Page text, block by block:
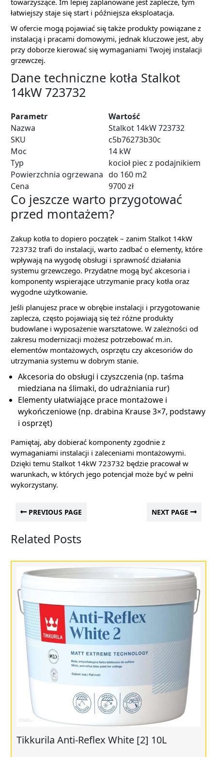
towarzyszące. Im lepiej zaplanowane jest zaplecze, tym
łatwiejszy staje się start i późniejsza eksploatacja.
W ofercie mogą pojawiać się także produkty powiązane z
instalacją i pracami domowymi, jednak kluczowe jest, aby
przy doborze kierować się wymaganiami Twojej instalacji
grzewczej.
Dane techniczne kotła Stalkot
14kW 723732
Parametr
Wartość
Nazwa
Stalkot 14kW 723732
SKU
c5b76273b30c
Moc
14 kW
Typ
kocioł piec z podajnikiem
Powierzchnia ogrzewana do 160 m2
Cena
9700 zł
Co jeszcze warto przygotować
przed montażem?
Zakup kotła to dopiero początek – zanim Stalkot 14kW
723732 trafi do instalacji, warto zadbać o elementy, które
wpływają na wygodę obsługi i sprawność działania
systemu grzewczego. Przydatne mogą być akcesoria i
komponenty wspierające utrzymanie pracy kotła oraz
wygodne użytkowanie.
Jeśli planujesz prace w obrębie instalacji i przygotowanie
zaplecza, często pojawiają się też różne produkty
budowlane i wyposażenie warsztatowe. W zależności od
zakresu modernizacji możesz potrzebować m.in.
elementów montażowych, osprzętu czy akcesoriów do
utrzymania systemu w dobrym stanie.
Akcesoria do obsługi i czyszczenia (np. taśma
miedziana na ślimaki, do udrażniania rur)
Elementy ułatwiające prace montażowe i
wykończeniowe (np. drabina Krause 3×7, podstawy
i osprzęt)
Pamiętaj, aby dobierać komponenty zgodnie z
wymaganiami instalacji i zaleceniami montażowymi.
Dzięki temu Stalkot 14kW 723732 będzie pracował w
warunkach, w których jego potencjał może być w pełni
wykorzystany.
PREVIOUS PAGE NEXT PAGE
Related Posts
Tikkurila Anti-Reflex White [2] 10L